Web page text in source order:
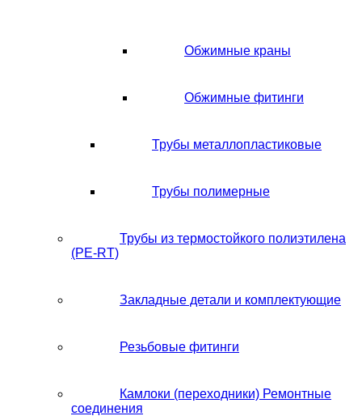
Обжимные краны
Обжимные фитинги
Трубы металлопластиковые
Трубы полимерные
Трубы из термостойкого полиэтилена
(PE-RT)
Закладные детали и комплектующие
Резьбовые фитинги
Камлоки (переходники) Ремонтные
соединения